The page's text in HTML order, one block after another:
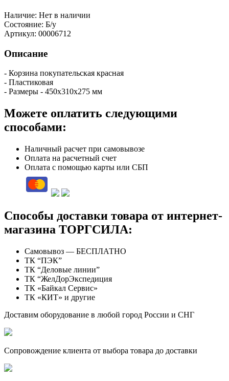
Наличие: Нет в наличии
Состояние: Б/у
Артикул: 00006712
Описание
- Корзина покупательская красная
- Пластиковая
- Размеры - 450х310х275 мм
Можете оплатить следующими
способами:
Наличный расчет при самовывозе
Оплата на расчетный счет
Оплата с помощью карты или СБП
Способы доставки товара от интернет-
магазина ТОРГСИЛА:
Самовывоз — БЕСПЛАТНО
ТК “ПЭК”
ТК “Деловые линии”
ТК “ЖелДорЭкспедиция
ТК «Байкал Сервис»
ТК «КИТ» и другие
Доставим оборудование в любой город России и СНГ
Сопровождение клиента от выбора товара до доставки